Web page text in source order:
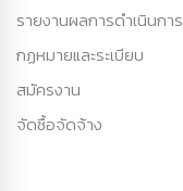
รายงานผลการดำเนินการ
กฏหมายและระเบียบ
สมัครงาน
จัดซื้อจัดจ้าง